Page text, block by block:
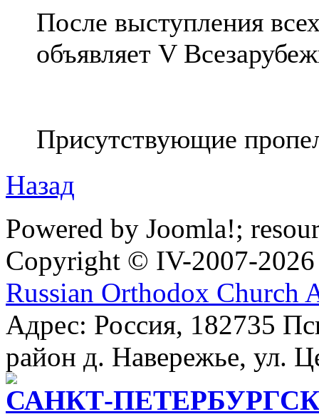
После выступления
объявляет V
Присутствующие
Назад
Powered by Joomla!;
Copyright © IV-2007-2026
Russian Orthodox Church
Адрес: Россия, 182735
район д. Навережье, ул.
САНКТ-